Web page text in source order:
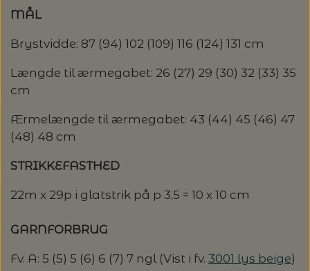
PASCUALI: NEPAL - SPAR 20%
PASCULI: SUAVE - SPAR 20%
POMP STITCH - BRODERI - SPAR 30-35%
19 - 23)
PERMIN: SPAR 30% PÅ ALLE
JULEBRODERIER
LANG YARNS
MONDIAL
PASCUALI
RAUMA GARN
PERMIN
MY FAVOURITE THINGS KNITWEAR
PETITEKNIT
MASKEWIRES
MÅLEBÅND / PINDEMÅLERE
STRIKKE- OG SYNÅLE
MÅL
Brystvidde: 87 (94) 102 (109) 116 (124) 131 cm
Længde til ærmegabet: 26 (27) 29 (30) 32 (33) 35
cm
Ærmelængde til ærmegabet: 43 (44) 45 (46) 47
(48) 48 cm
STRIKKEFASTHED
22m x 29p i glatstrik på p 3,5 = 10 x 10 cm
GARNFORBRUG
Fv. A: 5 (5) 5 (6) 6 (7) 7 ngl (Vist i fv. 3001 lys beige)